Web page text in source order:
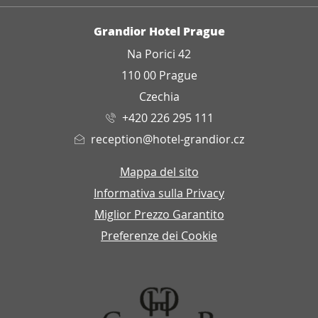
INDIRIZZOGrandior Hotel Prague
Na Porici 42
110 00 Prague
Czechia
+420 226 295 111
reception@hotel-grandior.cz
Mappa del sito
Informativa sulla Privacy
Miglior Prezzo Garantito
Preferenze dei Cookie